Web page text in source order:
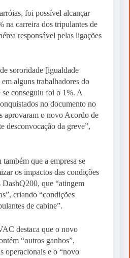
foi possível alcançar
na carreira dos tripulantes de
responsável pelas ligações
sororidade [igualdade
alguns trabalhadores do
conseguiu foi o 1%. A
no documento no
aprovaram o novo Acordo de
desconvocação da greve”,
que a empresa se
os impactos das condições
DashQ200, que “atingem
criando “condições
de cabine”.
destaca que o novo
“outros ganhos”,
operacionais e o “novo